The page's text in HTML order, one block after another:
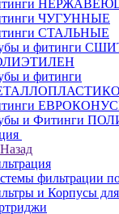
ЧУГУННЫЕ
СТАЛЬНЫЕ
и фитинги
и фитинги
и Фитинги
Назад
фильтрации
и Корпусы